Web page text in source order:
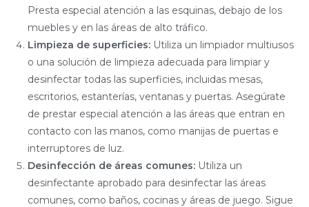
Presta especial atención a las esquinas, debajo de los
muebles y en las áreas de alto tráfico.
Limpieza de superficies: Utiliza un limpiador multiusos
o una solución de limpieza adecuada para limpiar y
desinfectar todas las superficies, incluidas mesas,
escritorios, estanterías, ventanas y puertas. Asegúrate
de prestar especial atención a las áreas que entran en
contacto con las manos, como manijas de puertas e
interruptores de luz.
Desinfección de áreas comunes: Utiliza un
desinfectante aprobado para desinfectar las áreas
comunes, como baños, cocinas y áreas de juego. Sigue